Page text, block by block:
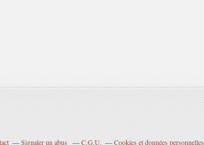
Signaler un abus C.G.U. Cookies et données personnelles